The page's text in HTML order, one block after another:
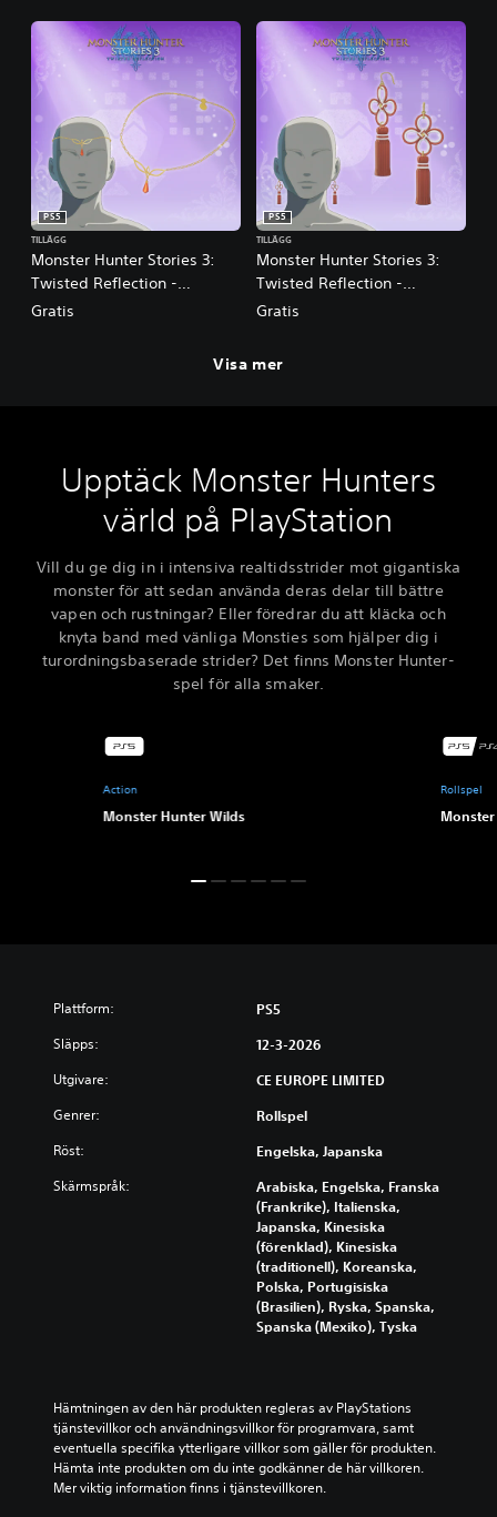
Monster Hunter Stories 3:
Twisted Reflection -
Accessoar: Gold Circlet
PS5
TILLÄGG
Gratis
Monster Hunter Stories 3:
Twisted Reflection -
Accessoar: Ornament of
PS5
TILLÄGG
Gratis
Visa mer
Upptäck Monster Hunters
värld på PlayStation
Vill du ge dig in i intensiva realtidsstrider mot gigantiska
monster för att sedan använda deras delar till bättre
vapen och rustningar? Eller föredrar du att kläcka och
knyta band med vänliga Monsties som hjälper dig i
turordningsbaserade strider? Det finns Monster Hunter-
spel för alla smaker.
Action
Monster Hunter Wilds
Rollspel
Plattform: PS5
Släpps: 12-3-2026
Utgivare: CE EUROPE LIMITED
Genrer: Rollspel
Röst: Engelska, Japanska
Skärmspråk:
Arabiska, Engelska, Franska
(Frankrike), Italienska,
Japanska, Kinesiska
(förenklad), Kinesiska
(traditionell), Koreanska,
Polska, Portugisiska
(Brasilien), Ryska, Spanska,
Spanska (Mexiko), Tyska
Hämtningen av den här produkten regleras av PlayStations
tjänstevillkor och användningsvillkor för programvara, samt
eventuella specifika ytterligare villkor som gäller för produkten.
Hämta inte produkten om du inte godkänner de här villkoren.
Mer viktig information finns i tjänstevillkoren.